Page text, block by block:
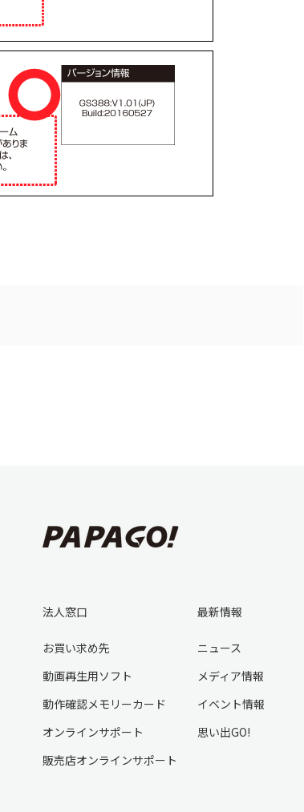
法人窓口
お買い求め先
動画再生用ソフト
動作確認メモリーカード
オンラインサポート
販売店オンラインサポート
最新情報
ニュース
メディア情報
イベント情報
思い出GO!